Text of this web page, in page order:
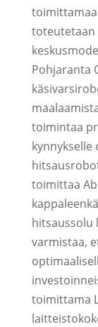
toimittamaa
toteutetaan
Pohjaranta
toimintaa
kynnykselle
toimittaa
hitsaussolu
varmistaa,
toimittama